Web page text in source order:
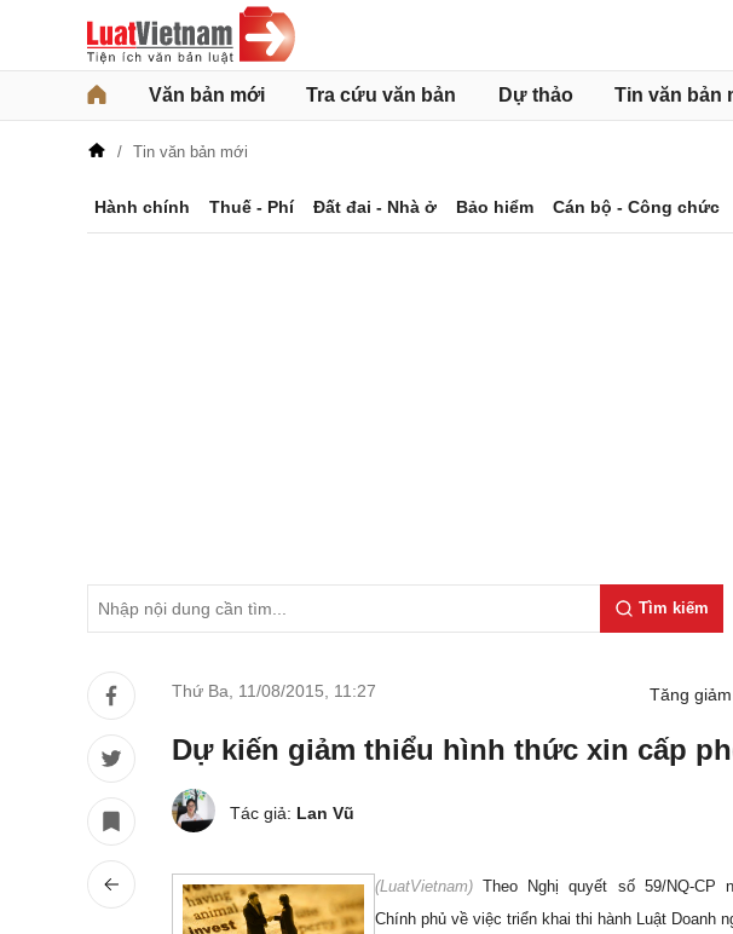
Văn bản mới Tra cứu văn bản Dự thảo Tin văn bản
Tin văn bản mới
Hành chính Thuế - Phí Đất đai - Nhà ở Bảo hiểm Cán bộ - Công chức
Tìm kiếm
Thứ Ba, 11/08/2015 11:27 Tăng
Dự kiến giảm thiểu hình thức xin cấp
Tác giả: Lan Vũ
(LuatVietnam)Theo Nghị quyết số 59/NQ-CP
Chính phủ về việc triển khai thi hành Luật Doanh